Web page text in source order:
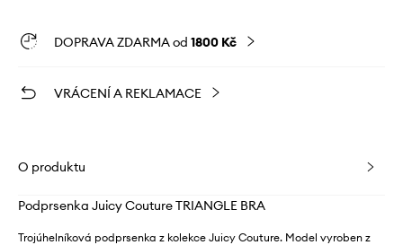
DOPRAVA ZDARMA od 1800 Kč
VRÁCENÍ A REKLAMACE
O produktu
Podprsenka Juicy Couture TRIANGLE BRA
Trojúhelníková podprsenka z kolekce Juicy Couture. Model vyroben z